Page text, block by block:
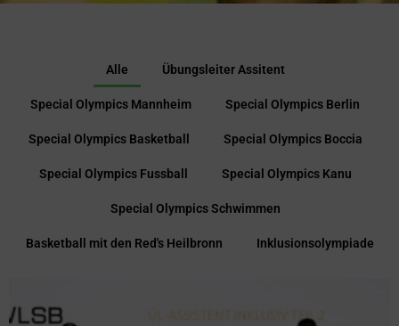
Alle Übungsleiter Assitent
Special Olympics Mannheim Special Olympics Berlin
Special Olympics Basketball Special Olympics Boccia
Special Olympics Fussball Special Olympics Kanu
Special Olympics Schwimmen
Basketball mit den Red's Heilbronn Inklusionsolympiade